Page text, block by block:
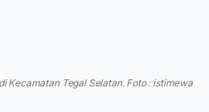
Kecamatan Tegal Selatan. Foto : istimewa